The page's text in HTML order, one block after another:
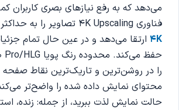
می‌دهد که به رفع نیازهای بصری کاربران
فناوری 4K Upscaling تصاویر را به حداکثر وضوح نزدیک به
4K ارتقا می‌دهد و در عین حال تمام
را در روشن‌ترین و تاریک‌ترین نقاط
حالت نمایش لذت ببرید، از جمله: زنده،